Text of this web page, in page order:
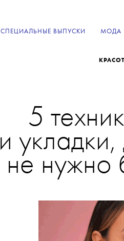
СПЕЦИАЛЬНЫЕ ВЫПУСКИ МОДА
5
и
не нужно